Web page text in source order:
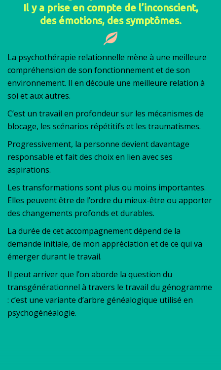
Il y a prise en compte de l’inconscient,
des émotions, des symptômes.
La psychothérapie relationnelle mène à une meilleure
compréhension de son fonctionnement et de son
environnement. Il en découle une meilleure relation à
soi et aux autres.
C’est un travail en profondeur sur les mécanismes de
blocage, les scénarios répétitifs et les traumatismes.
Progressivement, la personne devient davantage
responsable et fait des choix en lien avec ses
aspirations.
Les transformations sont plus ou moins importantes.
Elles peuvent être de l’ordre du mieux-être ou apporter
des changements profonds et durables.
La durée de cet accompagnement dépend de la
demande initiale, de mon appréciation et de ce qui va
émerger durant le travail.
Il peut arriver que l’on aborde la question du
transgénérationnel à travers le travail du génogramme
: c’est une variante d’arbre généalogique utilisé en
psychogénéalogie.